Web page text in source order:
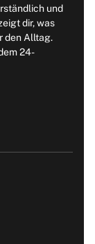
und
dir, was
den Alltag.
24-